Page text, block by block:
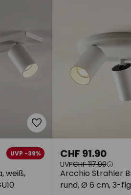
weiß,
UVP -39%
Arcchio Strahler
rund, Ø 6 cm, 3-
CHF 91.90
UVPCHF 117.90